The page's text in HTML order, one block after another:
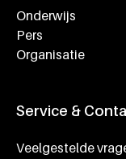
Onderwijs
Pers
Organisatie
Service &
Veelgestelde